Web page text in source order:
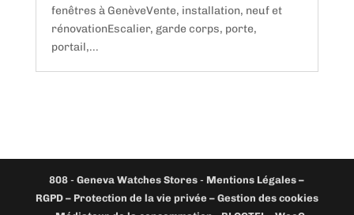
fenêtres à GenèveVente, installation, neuf et
rénovationEscalier, garde corps, porte,
portail,...
808 -Geneva Watches Stores - Mentions Légales –
RGPD – Protection de la vie privée – Gestion des cookies